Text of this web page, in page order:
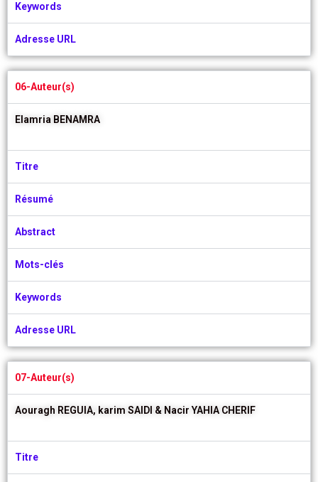
Keywords
Adresse URL
06-Auteur(s)
Elamria BENAMRA
Titre
Résumé
Abstract
Mots-clés
Keywords
Adresse URL
07-Auteur(s)
Aouragh REGUIA, karim SAIDI & Nacir YAHIA CHERIF
Titre